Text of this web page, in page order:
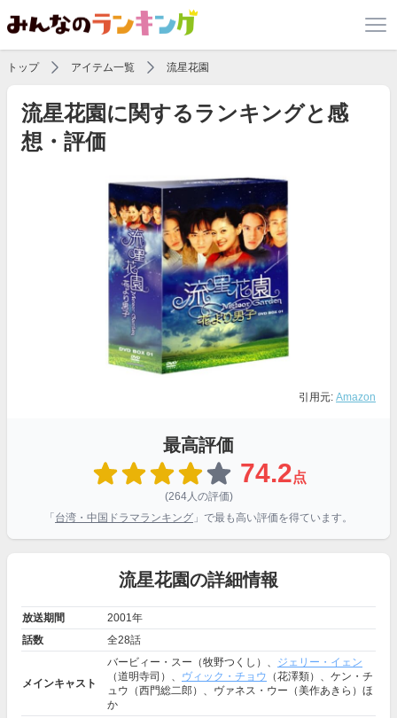
トップ アイテム一覧 流星花園
流星花園に関するランキングと感
想・評価
引用元: Amazon
最高評価
74.2点
(264人の評価)
「 台湾・中国ドラマランキング 」で最も高い評価を得ています。
流星花園の詳細情報
放送期間
2001年
話数
全28話
メインキャスト
バービィー・スー（牧野つくし）、 ジェリー・イェン
（道明寺司）、 ヴィック・チョウ （花澤類）、ケン・チ
ュウ（西門総二郎）、ヴァネス・ウー（美作あきら）ほ
か